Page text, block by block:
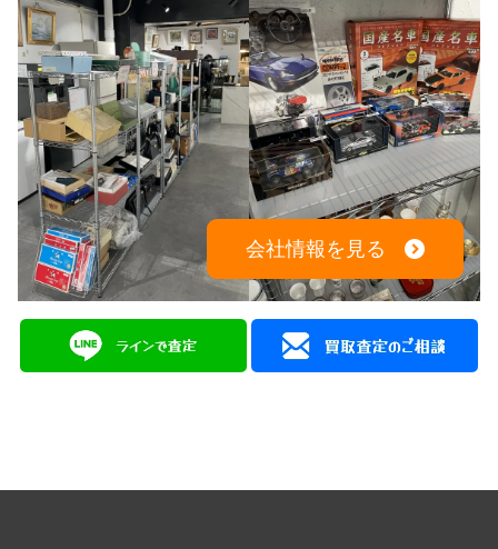
会社情報を見る